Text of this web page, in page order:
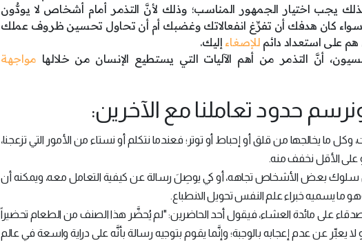
يجب اختيار الجمهور المناسب؛ وذلك لأنَّ التذمر أمام أشخاص لا يودُّون
كان هدفك أن تفرِّغ انفعالاتك وغضبك أم أن تحاول تحسين ظروف عملك
هم على استعداد دائم للإصغاء إليك.
أنَّ التذمر من أهم الآليات التي يستطيع الإنسان من خلالها مواجهة
حدود تعاملنا مع الآخرين:
وكل ما يخالجها من قلق أو إحباط أو توتر؛ فعندما نتكلم أو نستاء من الأمور التي تزعجنا،
على الأقل نخفف منه.
سلوك بعض الأشخاص تجاهه، أو كي يوصِلَ رسالة عن كيفية التعامل معه، ويمكنه أن
ما يسميه خبراء علم النفس تحويل الانطباع.
على مائدة العشاء، فيقول أحد الحاضرين: "لم يُحضَّر هذا الصنف من الطعام تحضيراً
عن عدم إعجابه بالوجبة؛ وإنَّما يقوم بتوجيه رسالة بأنَّه على دراية واسعة في عالم